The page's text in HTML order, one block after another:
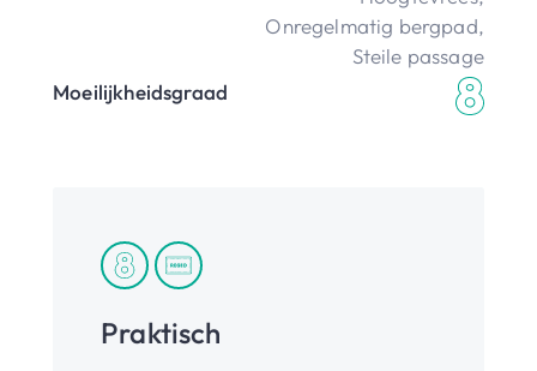
Onregelmatig bergpad,
Steile passage
Moeilijkheidsgraad
Praktisch